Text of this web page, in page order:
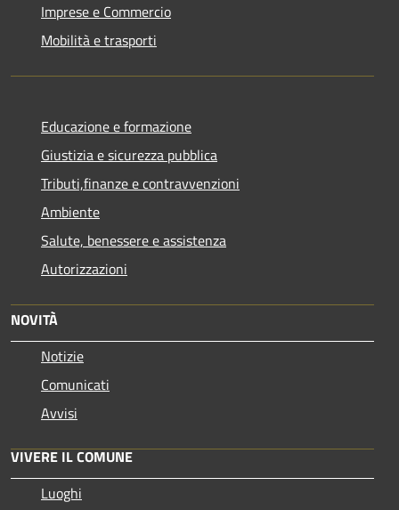
Imprese e Commercio
Mobilità e trasporti
Educazione e formazione
Giustizia e sicurezza pubblica
Tributi,finanze e contravvenzioni
Ambiente
Salute, benessere e assistenza
Autorizzazioni
NOVITÀ
Notizie
Comunicati
Avvisi
VIVERE IL COMUNE
Luoghi